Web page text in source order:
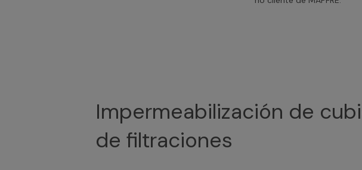
Impermeabilización de
de filtraciones